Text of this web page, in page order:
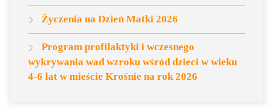
Życzenia na Dzień Matki 2026
Program profilaktyki i wczesnego
wykrywania wad wzroku wśród dzieci w wieku
4-6 lat w mieście Krośnie na rok 2026